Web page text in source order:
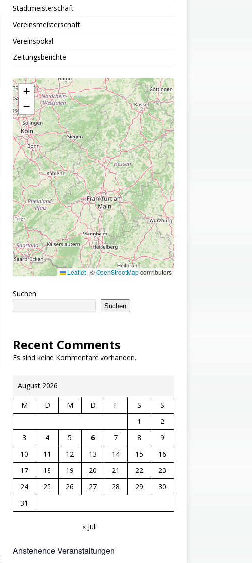
Stadtmeisterschaft
Vereinsmeisterschaft
Vereinspokal
Zeitungsberichte
+
−
Leaflet|©OpenStreetMapcontributors
Suchen
Suchen
Recent Comments
Es sind keine Kommentare vorhanden.
August 2026
M D M D F S
S
1
2
3
4 5 6 7 8
9
10
11 12 13 14 15
16
17
18 19 20 21 22
23
24
25 26 27 28 29
30
31
« Juli
Anstehende Veranstaltungen